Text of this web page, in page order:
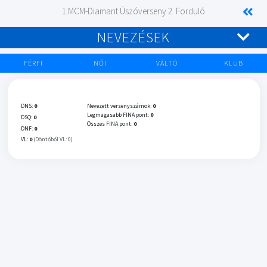
1.MCM-Diamant Úszóverseny 2. Forduló
NEVEZÉSEK
FÉRFI NŐI VÁLTÓ KLUB
DNS: 0
DSQ: 0
DNF: 0
VL: 0 (Döntőből VL: 0)
Nevezett versenyszámok: 0
Legmagasabb FINA pont: 0
Összes FINA pont: 0